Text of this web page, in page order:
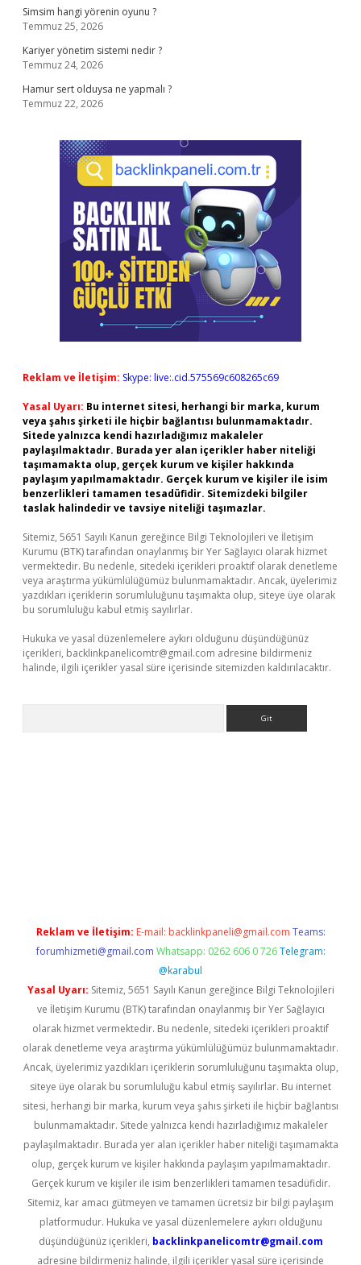
Simsim hangi yörenin oyunu ?
Temmuz 25, 2026
Kariyer yönetim sistemi nedir ?
Temmuz 24, 2026
Hamur sert olduysa ne yapmalı ?
Temmuz 22, 2026
Reklam ve İletişim: Skype: live:.cid.575569c608265c69
Yasal Uyarı: Bu internet sitesi, herhangi bir marka, kurum
veya şahıs şirketi ile hiçbir bağlantısı bulunmamaktadır.
Sitede yalnızca kendi hazırladığımız makaleler
paylaşılmaktadır. Burada yer alan içerikler haber niteliği
taşımamakta olup, gerçek kurum ve kişiler hakkında
paylaşım yapılmamaktadır. Gerçek kurum ve kişiler ile isim
benzerlikleri tamamen tesadüfidir. Sitemizdeki bilgiler
taslak halindedir ve tavsiye niteliği taşımazlar.
Sitemiz, 5651 Sayılı Kanun gereğince Bilgi Teknolojileri ve İletişim
Kurumu (BTK) tarafından onaylanmış bir Yer Sağlayıcı olarak hizmet
vermektedir. Bu nedenle, sitedeki içerikleri proaktif olarak denetleme
veya araştırma yükümlülüğümüz bulunmamaktadır. Ancak, üyelerimiz
yazdıkları içeriklerin sorumluluğunu taşımakta olup, siteye üye olarak
bu sorumluluğu kabul etmiş sayılırlar.
Hukuka ve yasal düzenlemelere aykırı olduğunu düşündüğünüz
içerikleri, backlinkpanelicomtr@gmail.com adresine bildirmeniz
halinde, ilgili içerikler yasal süre içerisinde sitemizden kaldırılacaktır.
Reklam ve İletişim: E-mail: backlinkpaneli@gmail.com Teams:
forumhizmeti@gmail.com Whatsapp: 0262 606 0 726 Telegram:
@karabul
Yasal Uyarı: Sitemiz, 5651 Sayılı Kanun gereğince Bilgi Teknolojileri
ve İletişim Kurumu (BTK) tarafından onaylanmış bir Yer Sağlayıcı
olarak hizmet vermektedir. Bu nedenle, sitedeki içerikleri proaktif
olarak denetleme veya araştırma yükümlülüğümüz bulunmamaktadır.
Ancak, üyelerimiz yazdıkları içeriklerin sorumluluğunu taşımakta olup,
siteye üye olarak bu sorumluluğu kabul etmiş sayılırlar. Bu internet
sitesi, herhangi bir marka, kurum veya şahıs şirketi ile hiçbir bağlantısı
bulunmamaktadır. Sitede yalnızca kendi hazırladığımız makaleler
paylaşılmaktadır. Burada yer alan içerikler haber niteliği taşımamakta
olup, gerçek kurum ve kişiler hakkında paylaşım yapılmamaktadır.
Gerçek kurum ve kişiler ile isim benzerlikleri tamamen tesadüfidir.
Sitemiz, kar amacı gütmeyen ve tamamen ücretsiz bir bilgi paylaşım
platformudur. Hukuka ve yasal düzenlemelere aykırı olduğunu
düşündüğünüz içerikleri, backlinkpanelicomtr@gmail.com
adresine bildirmeniz halinde, ilgili içerikler yasal süre içerisinde